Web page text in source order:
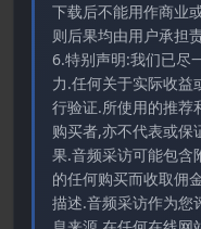
下载后不能用作商业
则后果均由用户承担
6.特别声明:我们已尽
力.任何关于实际收益
行验证.所使用的推荐
购买者,亦不代表或保
果.音频采访可能包含
的任何购买而收取佣
描述.音频采访作为您